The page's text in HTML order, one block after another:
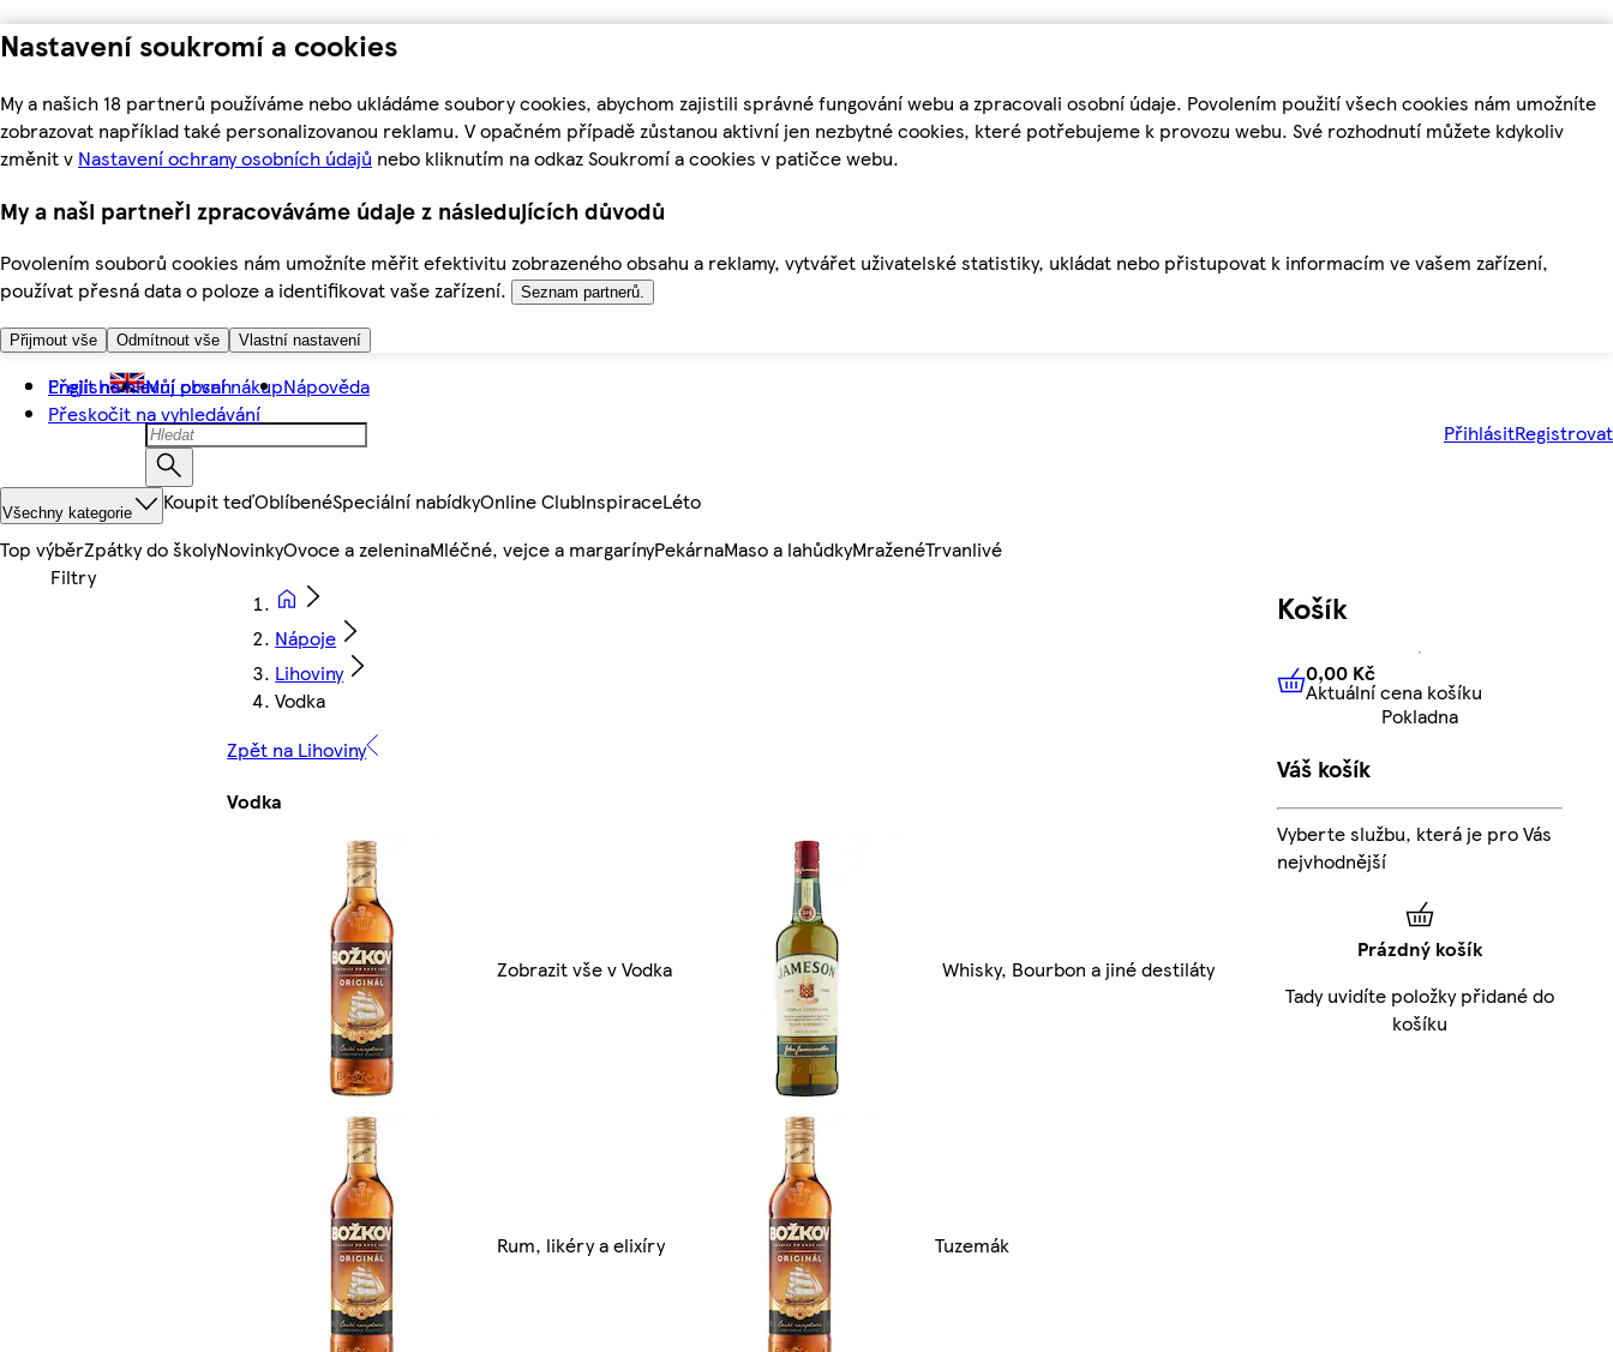
Nastavení soukromí a cookies
My a našich 18 partnerů používáme nebo ukládáme soubory cookies, abychom zajistili správné fungování webu a zpracovali osobní údaje. Povolením použití všech cookies nám umožníte
zobrazovat například také personalizovanou reklamu. V opačném případě zůstanou aktivní jen nezbytné cookies, které potřebujeme k provozu webu. Své rozhodnutí můžete kdykoliv
změnit v Nastavení ochrany osobních údajů nebo kliknutím na odkaz Soukromí a cookies v patičce webu.
My a naši partneři zpracováváme údaje z následujících důvodů
Povolením souborů cookies nám umožníte měřit efektivitu zobrazeného obsahu a reklamy, vytvářet uživatelské statistiky, ukládat nebo přistupovat k informacím ve vašem zařízení,
používat přesná data o poloze a identifikovat vaše zařízení.
Seznam partnerů.
Přijmout vše Odmítnout vše Vlastní nastavení
Přejít na hlavní obsah
Přeskočit na vyhledávání
English Můj první nákupNápověda
PřihlásitRegistrovat
Všechny kategorie Koupit teďOblíbenéSpeciální nabídkyOnline ClubInspiraceLéto
Top výběrZpátky do školyNovinkyOvoce a zeleninaMléčné, vejce a margarínyPekárnaMaso a lahůdkyMraženéTrvanlivé
Nápoje
Lihoviny
Vodka
Zpět na Lihoviny
Vodka
Zobrazit vše v Vodka Whisky, Bourbon a jiné destiláty
Rum, likéry a elixíry Tuzemák
Košík
0,00 KčAktuální cena košíku
0,00 Kč
Aktuální cena košíku
Pokladna
Váš košík
Vyberte službu, která je pro Vás
nejvhodnější
Prázdný košík
Tady uvidíte položky přidané do
košíku